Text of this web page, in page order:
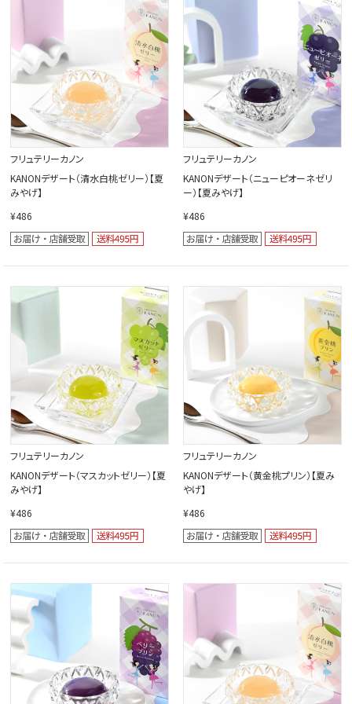
閉じる
フリュテリーカノン
KANONデザート（清水白桃ゼリー）【夏
みやげ】
¥486
フリュテリーカノン
KANONデザート（ニューピオーネゼリ
ー）【夏みやげ】
¥486
フリュテリーカノン
KANONデザート（マスカットゼリー）【夏
みやげ】
¥486
フリュテリーカノン
KANONデザート（黄金桃プリン）【夏み
やげ】
¥486